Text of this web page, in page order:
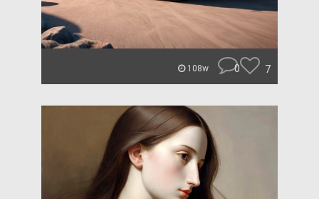
108w 0 7